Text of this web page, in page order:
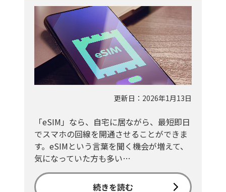
更新日：2026年1月13日
「eSIM」なら、自宅に居ながら、最短即日
でスマホの回線を開通させることができま
す。eSIMという言葉を聞く機会が増えて、
気になっていた方も多い…
続きを読む